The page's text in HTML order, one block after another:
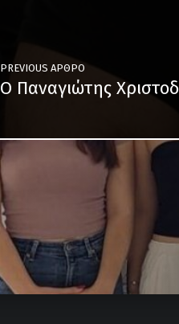
PREVIOUS ΆΡΘΡΟ
Ο Παναγιώτης